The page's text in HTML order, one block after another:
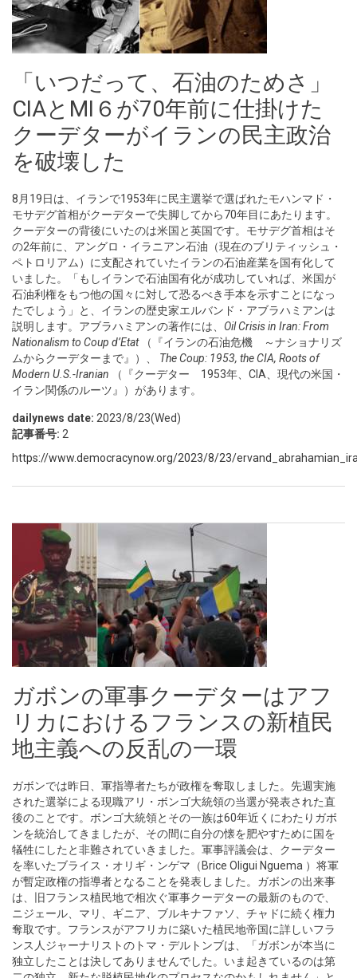
「いつだって、石油のためさ」
CIAとMI６が70年前に仕掛けた
クーデターがイランの民主政治
を破壊した
8月19日は、イランで1953年に民主選挙で選ばれたモハンマド・
モサデグ首相がクーデターで失脚してから70年目にあたります。
クーデターの背後にいたのは米国と英国です。モサデグ首相はそ
の2年前に、アングロ・イラニアン石油（現在のブリティッシュ・
ペトロリアム）に支配されていたイランの石油産業を国有化して
いました。「もしイランで石油国有化が成功していれば、米国が
石油利権をもつ他の国々に対して恐るべき手本を示すことになっ
たでしょう」と、イランの歴史家エルバンド・アブラハミアンは
説明します。アブラハミアンの著作には、 Oil Crisis in Iran: From
Nationalism to Coup d’Etat
（『イランの石油危機 ～ナショナリズ
ムからクーデターまで』）、 The Coup: 1953, the CIA, Roots of
Modern U.S.-Iranian
（『クーデター 1953年、CIA、現代の米国・
イラン関係のルーツ』）があります。
dailynews date: 2023/8/23(Wed)
記事番号: 2
https://www.democracynow.org/2023/8/23/
ガボンの軍事クーデターはアフ
リカにおけるフランスの新植民
地主義への反乱の一環
ガボンでは昨日、軍指導者たちが政権を奪取しました。先週実施
された選挙による現職アリ・ボンゴ大統領の当選が発表された直
後のことです。ボンゴ大統領とその一族は60年近くにわたりガボ
ンを統治してきましたが、その間に自分の懐を肥やすために国を
犠牲にしたと非難されていきました。軍事評議会は、クーデター
を率いたブライス・オリギ・ンゲマ（Brice Oligui Nguema ）将軍
が暫定政権の指導者となることを発表しました。ガボンの出来事
は、旧フランス植民地で相次ぐ軍事クーデターの最新のもので、
ニジェール、マリ、ギニア、ブルキナファソ、チャドに続く権力
奪取です。フランスがアフリカに築いた植民地帝国に詳しいフラ
ンス人ジャーナリストのトマ・デルトンブは、「ガボンが本当に
独立したことは決してありませんでした。いま起きているのは第